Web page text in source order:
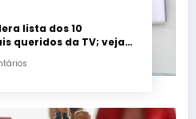
lista dos 10
queridos da TV; veja